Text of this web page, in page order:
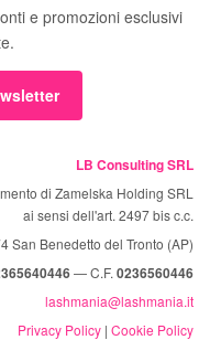
e promozioni esclusivi
LB Consulting SRL
di Zamelska Holding SRL
ai sensi dell'art. 2497 bis c.c.
San Benedetto del Tronto (AP)
— C.F. 0236560446
lashmania@lashmania.it
Privacy Policy | Cookie Policy